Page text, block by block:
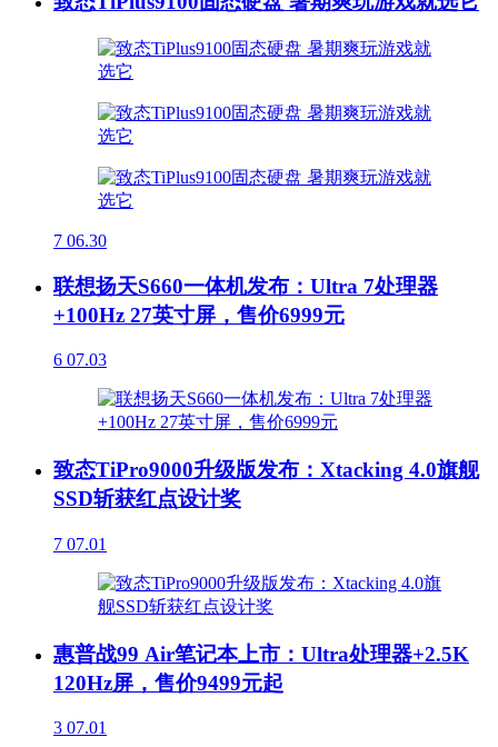
7 06.30
联想扬天S660一体机发布：Ultra 7处理器
+100Hz 27英寸屏，售价6999元
6 07.03
致态TiPro9000升级版发布：Xtacking 4.0旗舰
SSD斩获红点设计奖
7 07.01
惠普战99 Air笔记本上市：Ultra处理器+2.5K
120Hz屏，售价9499元起
3 07.01